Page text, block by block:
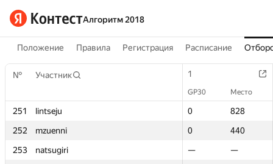
Алгоритм 2018
Положение Правила Регистрация Расписание
№ Участник 1
GP30 Место
251 lintseju 0
828
252
mzuenni 0
440
253
natsugiri —
—
№ Участник 1
GP30 Место
251 lintseju 0
828
252
mzuenni 0
440
253
natsugiri —
—